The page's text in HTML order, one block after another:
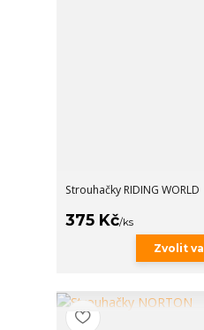
Strouhačky RIDING WORLD
375 Kč/ks
Zvolit